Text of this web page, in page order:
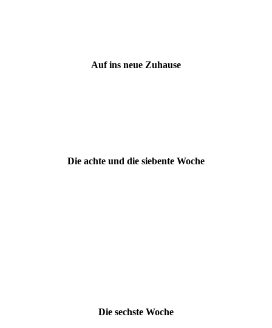
Auf ins neue Zuhause
Die achte und die siebente Woche
Die sechste Woche